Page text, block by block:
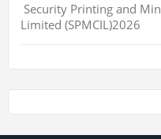
Security Printing and
Limited (SPMCIL)2026